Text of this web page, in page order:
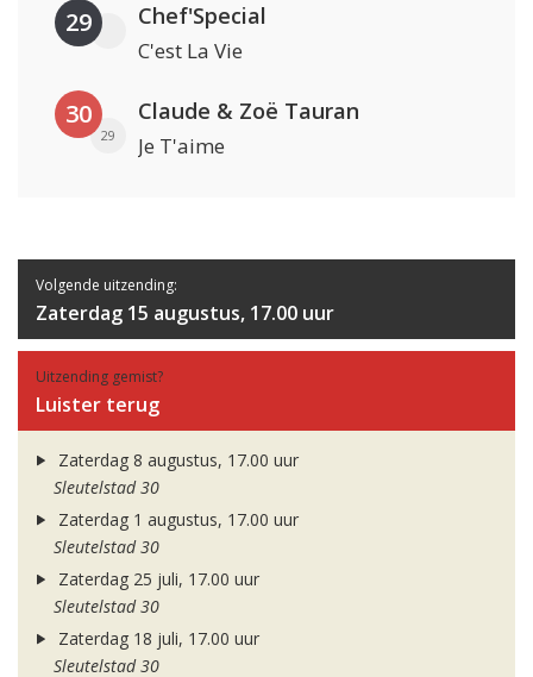
29 Chef'Special
C'est La Vie
30
29
Claude & Zoë Tauran
Je T'aime
Volgende uitzending:
Zaterdag 15 augustus, 17.00 uur
Uitzending gemist?
Luister terug
Zaterdag 8 augustus, 17.00 uur
Sleutelstad 30
Zaterdag 1 augustus, 17.00 uur
Sleutelstad 30
Zaterdag 25 juli, 17.00 uur
Sleutelstad 30
Zaterdag 18 juli, 17.00 uur
Sleutelstad 30